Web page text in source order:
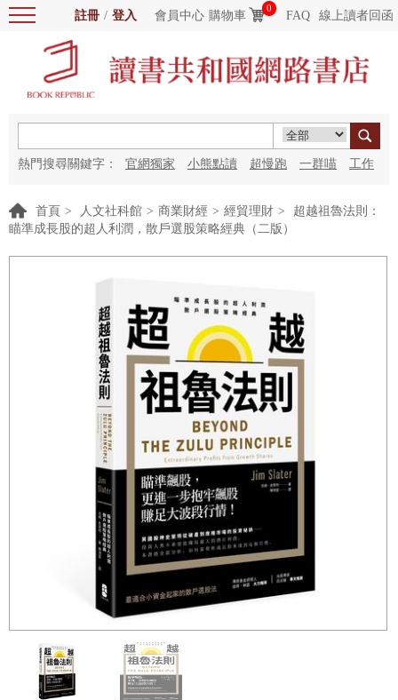
註冊 / 登入 會員中心 購物車
0
FAQ 線上讀者回函
熱門搜尋關鍵字： 官網獨家 小熊點讀 超慢跑 一群喵 工作
首頁 > 人文社科館 > 商業財經 > 經貿理財 >
超越祖魯法則：
瞄準成長股的超人利潤，散戶選股策略經典（二版）